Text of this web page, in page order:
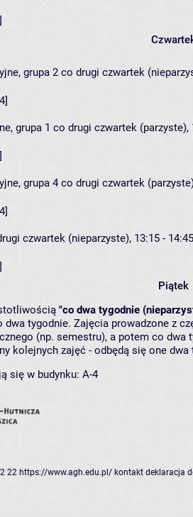
grupa 2 co drugi czwartek
grupa 1 co drugi czwartek (parzyste),
grupa 4 co drugi czwartek
czwartek (nieparzyste), 13:15 - 14:45
Piątek
"co dwa tygodnie
dwa tygodnie. Zajęcia prowadzone z
(np. semestru), a potem co
kolejnych zajęć - odbędą się one
się w budynku: A-4
22 https://www.agh.edu.pl/ kontakt deklaracja